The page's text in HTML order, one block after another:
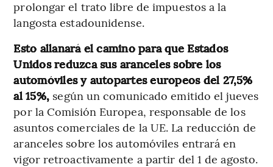
prolongar el trato libre de impuestos a la
langosta estadounidense.
Esto allanará el camino para que Estados
Unidos reduzca sus aranceles sobre los
automóviles y autopartes europeos del 27,5%
al ​​15%, según un comunicado emitido el jueves
por la Comisión Europea, responsable de los
asuntos comerciales de la UE. La reducción de
aranceles sobre los automóviles entrará en
vigor retroactivamente a partir del 1 de agosto.